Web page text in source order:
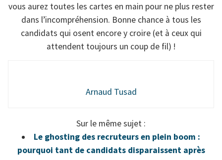
vous aurez toutes les cartes en main pour ne plus rester
dans l’incompréhension. Bonne chance à tous les
candidats qui osent encore y croire (et à ceux qui
attendent toujours un coup de fil) !
Arnaud Tusad
Sur le même sujet :
Le ghosting des recruteurs en plein boom :
pourquoi tant de candidats disparaissent après